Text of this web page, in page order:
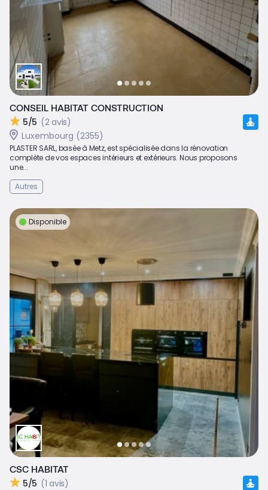
CONSEIL HABITAT CONSTRUCTION
5/5 (2 avis)
Luxembourg (2355)
PLASTER SARL, basée à Metz, est spécialisée dans la rénovation
complète de vos espaces intérieurs et extérieurs. Nous proposons
une...
Autres
Disponible
CSC HABITAT
5/5 (1 avis)